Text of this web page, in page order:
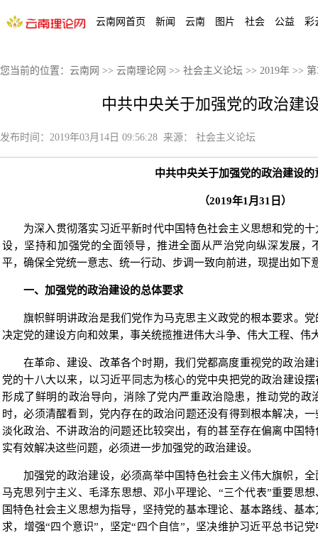
云南网首页 新闻 云南 图片 社会 公益 彩
您当前的位置： 云南网 >> 云南理论网 >> 社会主义论坛 >> 2019年 >>
中共中央关于加强党的政治建
发布时间： 2019年03月14日 09:56:28 来源： 社会主义论坛
中共中央关于加强党的政治建设的
（2019年1月31日）
为深入贯彻落实习近平新时代中国特色社会主义思想和党的
设，坚持和加强党的全面领导，推进全面从严治党向纵深发展，
平，确保全党统一意志、统一行动、步调一致向前进，现提出如下
一、加强党的政治建设的总体要求
旗帜鲜明讲政治是我们党作为马克思主义政党的根本要求。
决定党的建设方向和效果，事关统揽推进伟大斗争、伟大工程、伟
在革命、建设、改革各个时期，我们党都高度重视党的政治
党的十八大以来，以习近平同志为核心的党中央把党的政治建设
形成了鲜明的政治导向，消除了党内严重政治隐患，推动党的政
时，必须清醒看到，党内存在的政治问题还没有得到根本解决，
淡化政治、不讲政治的问题还比较突出，有的甚至存在偏离中国
实有效解决这些问题，必须进一步加强党的政治建设。
加强党的政治建设，必须高举中国特色社会主义伟大旗帜，
马克思列宁主义、毛泽东思想、邓小平理论、“三个代表”重要思
国特色社会主义思想为指导，坚持党的基本理论、基本路线、基
求，增强“四个意识”，坚定“四个自信”，坚决维护习近平总书记